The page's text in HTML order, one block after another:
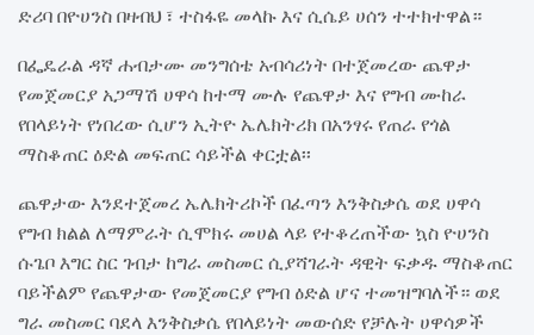
ድሪባ በዮሀንስ በዛብህ ፣ ተስፋዬ መላኩ እና ሲሴይ ሀሰን ተተክተዋል።
በፌዴራል ዳኛ ሐብታሙ መንግሰቴ አብሳሪነት በተጀመረው ጨዋታ
የመጀመርያ አጋማሽ ሀዋሳ ከተማ ሙሉ የጨዋታ እና የግብ ሙከራ
የበላይነት የነበረው ሲሆን ኢትዮ ኤሌክትሪክ በአንፃሩ የጠራ የጎል
ማስቆጠር ዕድል መፍጠር ሳይችል ቀርቷል፡፡
ጨዋታው እንደተጀመረ ኤሌክትሪኮች በፈጣን እንቅስቃሴ ወደ ሀዋሳ
የግብ ክልል ለማምራት ሲሞክሩ መሀል ላይ የተቆረጠችው ኳስ ዮሀንስ
ሱጌቦ እግር ስር ገብታ ከግራ መስመር ሲያሻገራት ዳዊት ፍቃዱ ማስቆጠር
ባይችልም የጨዋታው የመጀመርያ የግብ ዕድል ሆና ተመዝግባለች። ወደ
ግራ መስመር ባደላ እንቅስቃሴ የበላይነት መውሰድ የቻሉት ሀዋሳዎች